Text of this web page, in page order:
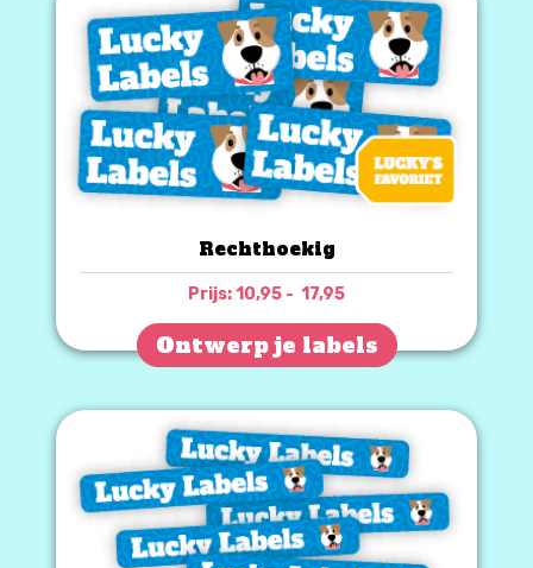
Rechthoekig
Prijs:10,95 - 17,95Prijsklasse:
€ 17,95
Ontwerp je labels